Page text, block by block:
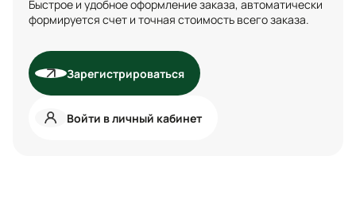
Быстрое и удобное оформление заказа, автоматически
формируется счет и точная стоимость всего заказа.
Зарегистрироваться
Войти в личный кабинет